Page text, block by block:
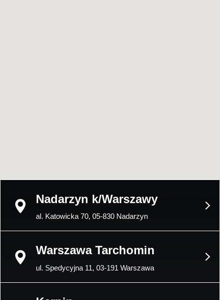
Nadarzyn k/Warszawy
al. Katowicka 70, 05-830 Nadarzyn
Warszawa Tarchomin
ul. Spedycyjna 11, 03-191 Warszawa